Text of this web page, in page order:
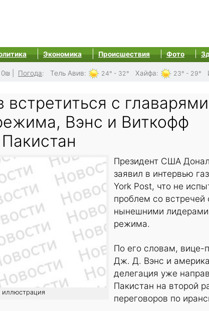
Экономика Происшествия Фото
0₪ Погода: Тель Авив: 24° - 32° Хайфа: 23° - 29°
встретиться с главарями
Вэнс и Виткофф
иллюстрация
Президент США
заявил в интервью
York Post, что не
проблем со встречей
нынешними лидерами
режима.
По его словам, вице-
Дж. Д. Вэнс и
делегация уже
Пакистан на второй
переговоров по